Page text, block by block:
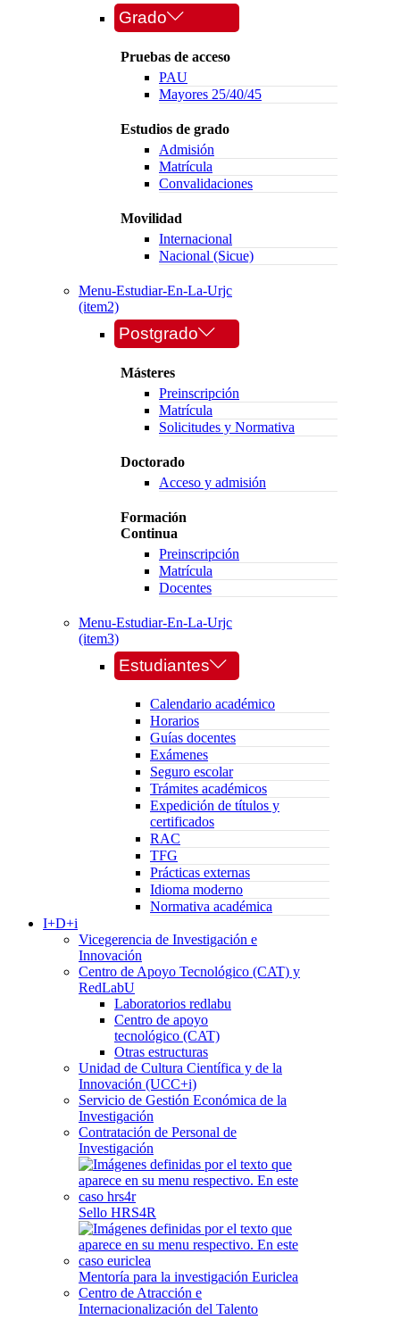
Grado
Pruebas de acceso
PAU
Mayores 25/40/45
Estudios de grado
Admisión
Matrícula
Convalidaciones
Movilidad
Internacional
Nacional (Sicue)
Menu-Estudiar-En-La-Urjc
(item2)
Postgrado
Másteres
Preinscripción
Matrícula
Solicitudes y Normativa
Doctorado
Acceso y admisión
Formación
Continua
Preinscripción
Matrícula
Docentes
Menu-Estudiar-En-La-Urjc
(item3)
Estudiantes
Calendario académico
Horarios
Guías docentes
Exámenes
Seguro escolar
Trámites académicos
Expedición de títulos y
certificados
RAC
TFG
Prácticas externas
Idioma moderno
Normativa académica
I+D+i
Vicegerencia de Investigación e
Innovación
Centro de Apoyo Tecnológico (CAT) y
RedLabU
Laboratorios redlabu
Centro de apoyo
tecnológico (CAT)
Otras estructuras
Unidad de Cultura Científica y de la
Innovación (UCC+i)
Servicio de Gestión Económica de la
Investigación
Contratación de Personal de
Investigación
Sello HRS4R
Mentoría para la investigación Euriclea
Centro de Atracción e
Internacionalización del Talento